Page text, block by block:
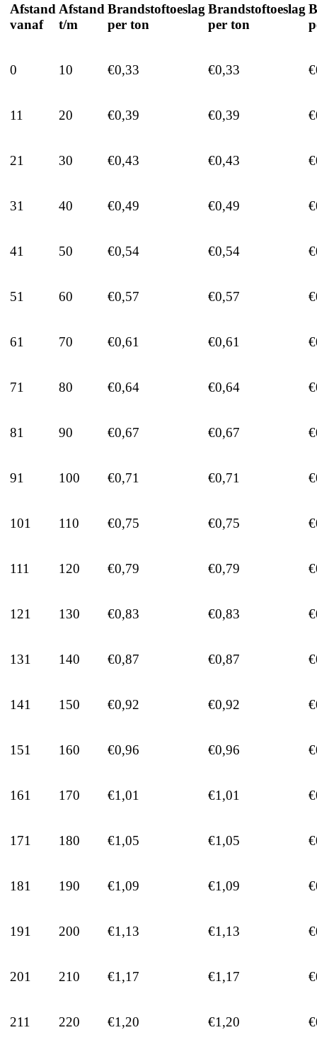
Afstand
vanaf
Afstand
t/m
Brandstoftoeslag
per ton
Brandstoftoeslag
per ton
0 10 €0,33 €0,33
11 20 €0,39 €0,39
21 30 €0,43 €0,43
31 40 €0,49 €0,49
41 50 €0,54 €0,54
51 60 €0,57 €0,57
61 70 €0,61 €0,61
71 80 €0,64 €0,64
81 90 €0,67 €0,67
91 100 €0,71 €0,71
101 110 €0,75 €0,75
111 120 €0,79 €0,79
121 130 €0,83 €0,83
131 140 €0,87 €0,87
141 150 €0,92 €0,92
151 160 €0,96 €0,96
161 170 €1,01 €1,01
171 180 €1,05 €1,05
181 190 €1,09 €1,09
191 200 €1,13 €1,13
201 210 €1,17 €1,17
211 220 €1,20 €1,20